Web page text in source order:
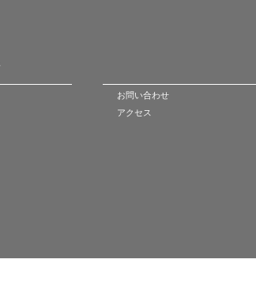
お問い合わせ
アクセス